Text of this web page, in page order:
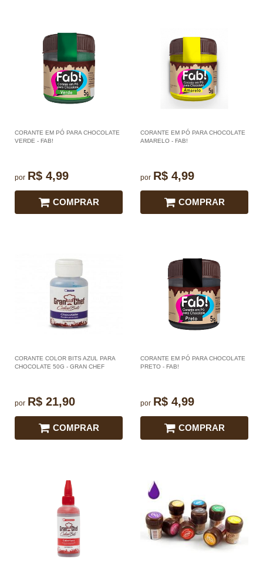
CORANTE EM PÓ PARA CHOCOLATE
VERDE - FAB!
por R$ 4,99
COMPRAR
CORANTE EM PÓ PARA CHOCOLATE
AMARELO - FAB!
por R$ 4,99
COMPRAR
CORANTE COLOR BITS AZUL PARA
CHOCOLATE 50G - GRAN CHEF
por R$ 21,90
COMPRAR
CORANTE EM PÓ PARA CHOCOLATE
PRETO - FAB!
por R$ 4,99
COMPRAR